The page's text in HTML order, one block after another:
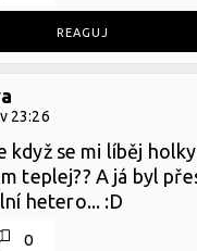
REAGUJ
23:26
když se mi líběj
teplej?? A já byl
hetero... :D
0